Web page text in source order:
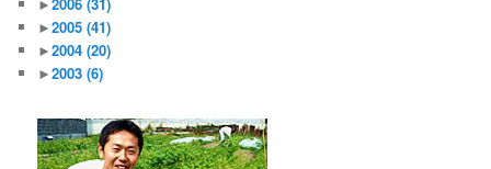
►2005(41)
►2004(20)
►2003(6)